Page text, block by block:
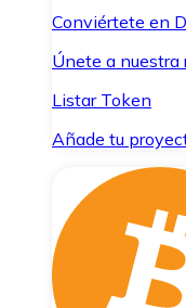
Conviértete en
Únete a nuestra
Listar Token
Añade tu